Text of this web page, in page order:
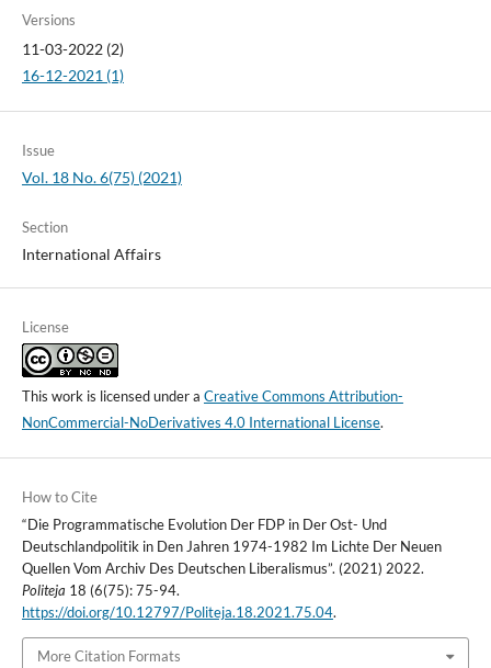
Versions
11-03-2022 (2)
16-12-2021 (1)
Issue
Vol. 18 No. 6(75) (2021)
Section
International Affairs
License
This work is licensed under a Creative Commons Attribution-
NonCommercial-NoDerivatives 4.0 International License.
How to Cite
“Die Programmatische Evolution Der FDP in Der Ost- Und
Deutschlandpolitik in Den Jahren 1974-1982 Im Lichte Der Neuen
Quellen Vom Archiv Des Deutschen Liberalismus”. (2021) 2022.
Politeja 18 (6(75): 75-94.
https://doi.org/10.12797/Politeja.18.2021.75.04.
More Citation Formats